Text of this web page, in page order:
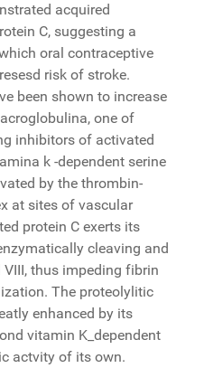
acquired
C, suggesting a
oral contraceptive
risk of stroke.
been shown to increase
one of
inhibitors of activated
k -dependent serine
by the thrombin-
at sites of vascular
protein C exerts its
cleaving and
thus impeding fibrin
The proteolylitic
enhanced by its
vitamin K_dependent
actvity of its own.